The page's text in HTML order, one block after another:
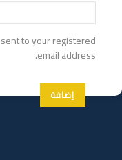
to your registered
email address.